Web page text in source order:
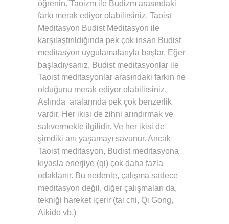
öğrenin.”Taoizm ile Budizm arasındaki
farkı merak ediyor olabilirsiniz. Taoist
Meditasyon Budist Meditasyon ile
karşılaştırıldığında pek çok insan Budist
meditasyon uygulamalarıyla başlar. Eğer
başladıysanız, Budist meditasyonlar ile
Taoist meditasyonlar arasındaki farkın ne
olduğunu merak ediyor olabilirsiniz.
Aslında aralarında pek çok benzerlik
vardır. Her ikisi de zihni arındırmak ve
salıvermekle ilgilidir. Ve her ikisi de
şimdiki anı yaşamayı savunur. Ancak
Taoist meditasyon, Budist meditasyona
kıyasla enerjiye (qi) çok daha fazla
odaklanır. Bu nedenle, çalışma sadece
meditasyon değil, diğer çalışmaları da,
tekniği hareket içerir (tai chi, Qi Gong,
Aikido vb.)